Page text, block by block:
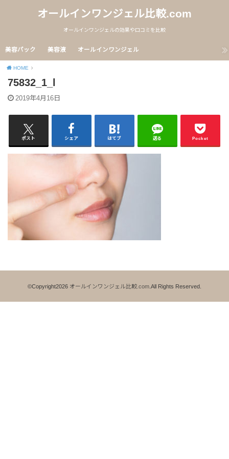
オールインワンジェル比較.com
オールインワンジェルの効果や口コミを比較
美容パック 美容液 オールインワンジェル
HOME
75832_1_l
2019年4月16日
ポスト シェア はてブ 送る Pocket
©Copyright2026 オールインワンジェル比較.com.All Rights Reserved.